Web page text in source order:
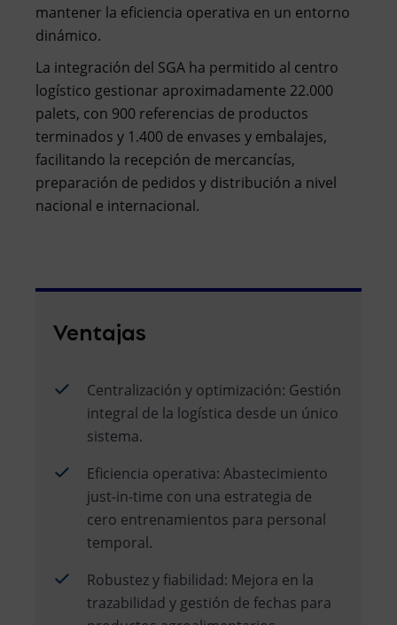
mantener la eficiencia operativa en un entorno
dinámico.
La integración del SGA ha permitido al centro
logístico gestionar aproximadamente 22.000
palets, con 900 referencias de productos
terminados y 1.400 de envases y embalajes,
facilitando la recepción de mercancías,
preparación de pedidos y distribución a nivel
nacional e internacional.
Ventajas
Centralización y optimización: Gestión
integral de la logística desde un único
sistema.
Eficiencia operativa: Abastecimiento
just-in-time con una estrategia de
cero entrenamientos para personal
temporal.
Robustez y fiabilidad: Mejora en la
trazabilidad y gestión de fechas para